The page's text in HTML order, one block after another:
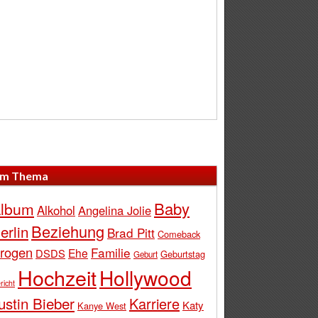
Thema
Alkohol Angelina Jolie Baby
Beziehung Brad Pitt Comeback
DSDS Ehe Familie Geburt Geburtstag
HochzeitHollywood
Bieber Kanye West Karriere Katy